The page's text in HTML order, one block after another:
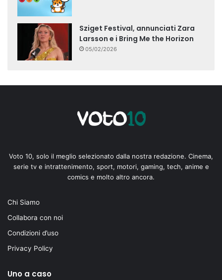
Sziget Festival, annunciati Zara
Larsson e i Bring Me the Horizon
05/02/2026
Voto 10, solo il meglio selezionato dalla nostra redazione. Cinema,
serie tv e intrattenimento, sport, motori, gaming, tech, anime e
comics e molto altro ancora.
Chi Siamo
Collabora con noi
Condizioni d’uso
Privacy Policy
Uno a caso